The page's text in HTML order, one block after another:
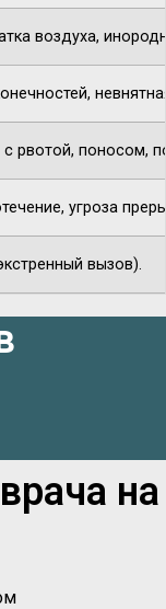
воздуха,
рвотой, поносом,
угроза
вызов).
на